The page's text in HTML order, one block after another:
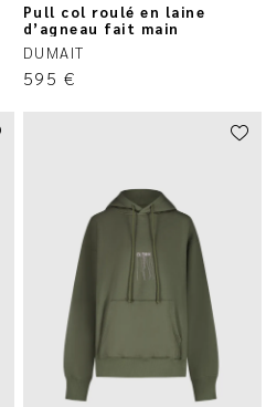
Pull col roulé en laine
d’agneau fait main
DUMAIT
595 €